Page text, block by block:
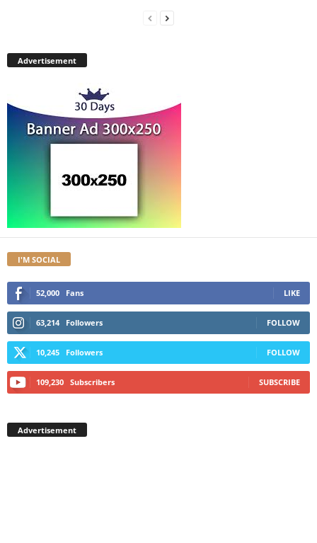
Advertisement
I'M SOCIAL
52,000 Fans LIKE
63,214 Followers FOLLOW
10,245 Followers FOLLOW
109,230 Subscribers SUBSCRIBE
Advertisement